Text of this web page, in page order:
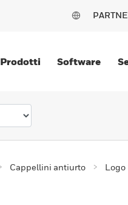
Prodotti Software
Cappellini antiurto Logo